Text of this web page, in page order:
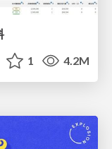
1 4.2M